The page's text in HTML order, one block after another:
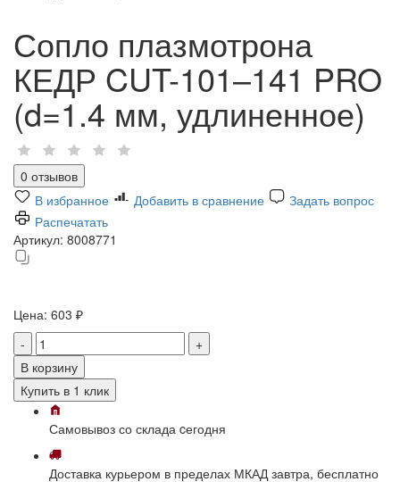
Сопло плазмотрона
КЕДР CUT-101–141 PRO
(d=1.4 мм, удлиненное)
0 отзывов
В избранное
Добавить в сравнение
Задать вопрос
Распечатать
Артикул: 8008771
Цена: 603 ₽
-
+
В корзину
Купить в 1 клик
Самовывоз со склада cегодня
Доставка курьером в пределах МКАД завтра, бесплатно